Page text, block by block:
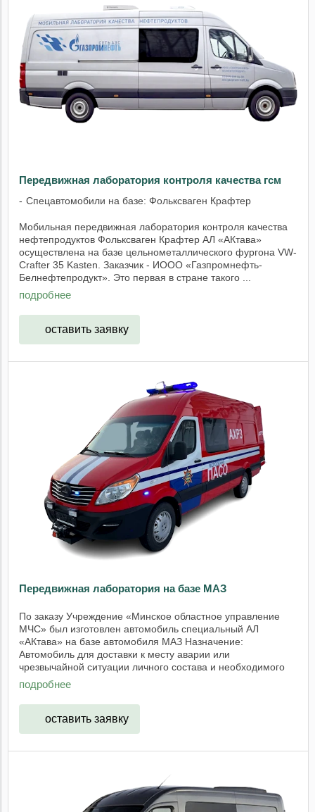
Передвижная лаборатория контроля качества гсм
Спецавтомобили на базе: Фольксваген Крафтер
Мобильная передвижная лаборатория контроля качества
нефтепродуктов Фольксваген Крафтер АЛ «АКтава»
осуществлена на базе цельнометаллического фургона VW-
Crafter 35 Kasten. Заказчик - ИООО «Газпромнефть-
Белнефтепродукт». Это первая в стране такого ...
подробнее
оставить заявку
Передвижная лаборатория на базе МАЗ
По заказу Учреждение «Минское областное управление
МЧС» был изготовлен автомобиль специальный АЛ
«АКтава» на базе автомобиля МАЗ Назначение:
Автомобиль для доставки к месту аварии или
чрезвычайной ситуации личного состава и необходимого
оборудования ...
подробнее
оставить заявку